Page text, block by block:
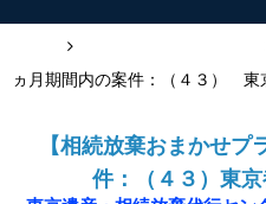
ヵ月期間内の案件：（４３） 東
【相続放棄おまかせ
件：（４３）東